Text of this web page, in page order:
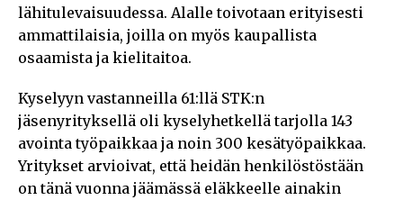
lähitulevaisuudessa. Alalle toivotaan erityisesti
ammattilaisia, joilla on myös kaupallista
osaamista ja kielitaitoa.
Kyselyyn vastanneilla 61:llä STK:n
jäsenyrityksellä oli kyselyhetkellä tarjolla 143
avointa työpaikkaa ja noin 300 kesätyöpaikkaa.
Yritykset arvioivat, että heidän henkilöstöstään
on tänä vuonna jäämässä eläkkeelle ainakin